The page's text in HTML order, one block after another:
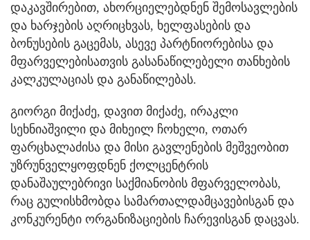
დაკავშირებით, ახორციელებდნენ შემოსავლების
და ხარჯების აღრიცხვას, ხელფასების და
ბონუსების გაცემას, ასევე პარტნიორებისა და
მფარველებისათვის გასანაწილებელი თანხების
კალკულაციას და განაწილებას.
გიორგი მიქაძე, დავით მიქაძე, ირაკლი
სეხნიაშვილი და მიხეილ ჩოხელი, ოთარ
ფარცხალაძისა და მისი გავლენების მეშვეობით
უზრუნველყოფდნენ ქოლცენტრის
დანაშაულებრივი საქმიანობის მფარველობას,
რაც გულისხმობდა სამართალდამცავებისგან და
კონკურენტი ორგანიზაციების ჩარევისგან დაცვას.